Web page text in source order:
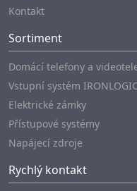
Kontakt
Sortiment
Domácí telefony a
Vstupní systém IRONLOGIC
Elektrické zámky
Přístupové systémy
Napájecí zdroje
Rychlý kontakt